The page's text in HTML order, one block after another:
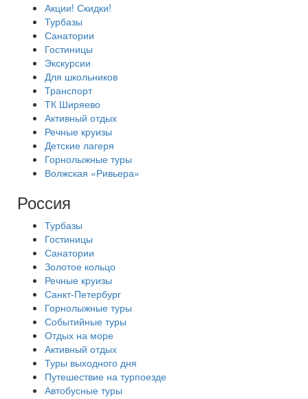
Акции! Скидки!
Турбазы
Санатории
Гостиницы
Экскурсии
Для школьников
Транспорт
ТК Ширяево
Активный отдых
Речные круизы
Детские лагеря
Горнолыжные туры
Волжская «Ривьера»
Россия
Турбазы
Гостиницы
Санатории
Золотое кольцо
Речные круизы
Санкт-Петербург
Горнолыжные туры
Событийные туры
Отдых на море
Активный отдых
Туры выходного дня
Путешествие на турпоезде
Автобусные туры